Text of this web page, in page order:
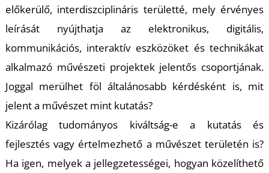
előkerülő, interdiszciplináris területté, mely érvényes
leírását nyújthatja az elektronikus, digitális,
kommunikációs, interaktív eszközöket és technikákat
alkalmazó művészeti projektek jelentős csoportjának.
Joggal merülhet föl általánosabb kérdésként is, mit
jelent a művészet mint kutatás?
Kizárólag tudományos kiváltság-e a kutatás és
fejlesztés vagy értelmezhető a művészet területén is?
Ha igen, melyek a jellegzetességei, hogyan közelíthető